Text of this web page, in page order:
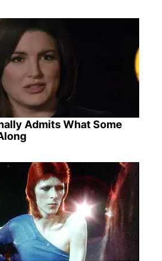
Admits What Some